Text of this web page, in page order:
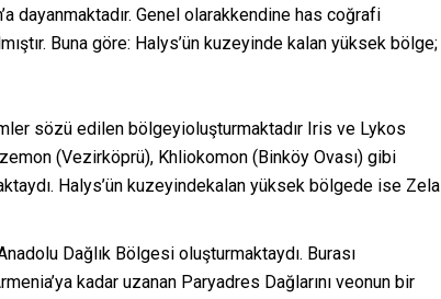
dayanmaktadır. Genel olarakkendine has coğrafi
Buna göre: Halys’ün kuzeyinde kalan yüksek bölge;
sözü edilen bölgeyioluşturmaktadır Iris ve Lykos
(Vezirköprü), Khliokomon (Binköy Ovası) gibi
Halys’ün kuzeyindekalan yüksek bölgede ise Zela
Dağlık Bölgesi oluşturmaktaydı. Burası
kadar uzanan Paryadres Dağlarını veonun bir